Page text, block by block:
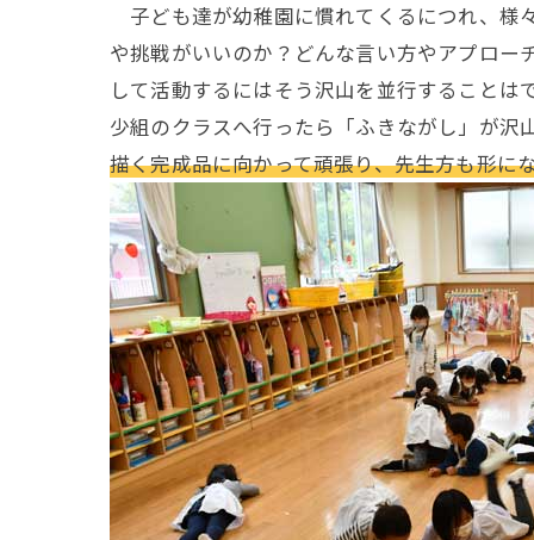
子ども達が幼稚園に慣れてくるにつれ、様
や挑戦がいいのか？どんな言い方やアプロー
して活動するにはそう沢山を並行すること
少組のクラスへ行ったら「ふきながし」が沢
描く完成品に向かって頑張り、先生方も形